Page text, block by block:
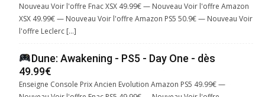
Nouveau Voir l'offre Fnac XSX 49.99€ — Nouveau Voir l'offre Amazon
XSX 49.99€ — Nouveau Voir l'offre Amazon PS5 50.9€ — Nouveau Voir
l'offre Leclerc […]
Dune: Awakening - PS5 - Day One - dès
49.99€
Enseigne Console Prix Ancien Evolution Amazon PS5 49.99€ —